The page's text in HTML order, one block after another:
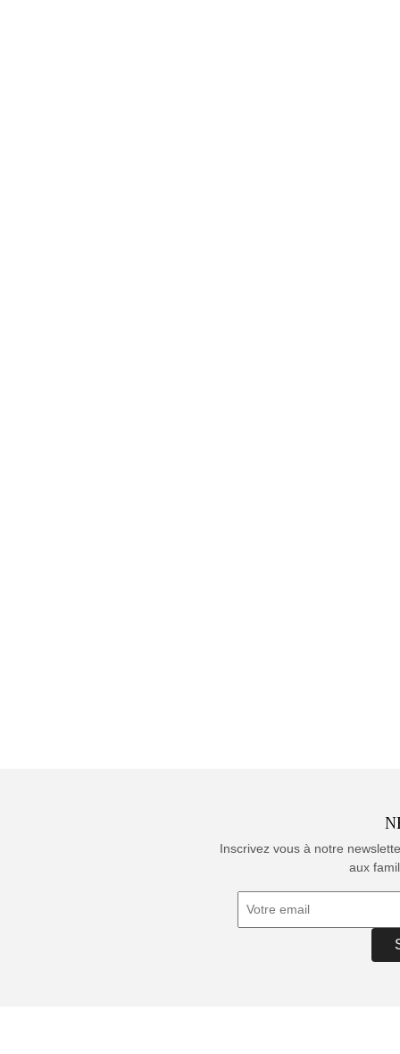
Inscrivez vous à notre
aux